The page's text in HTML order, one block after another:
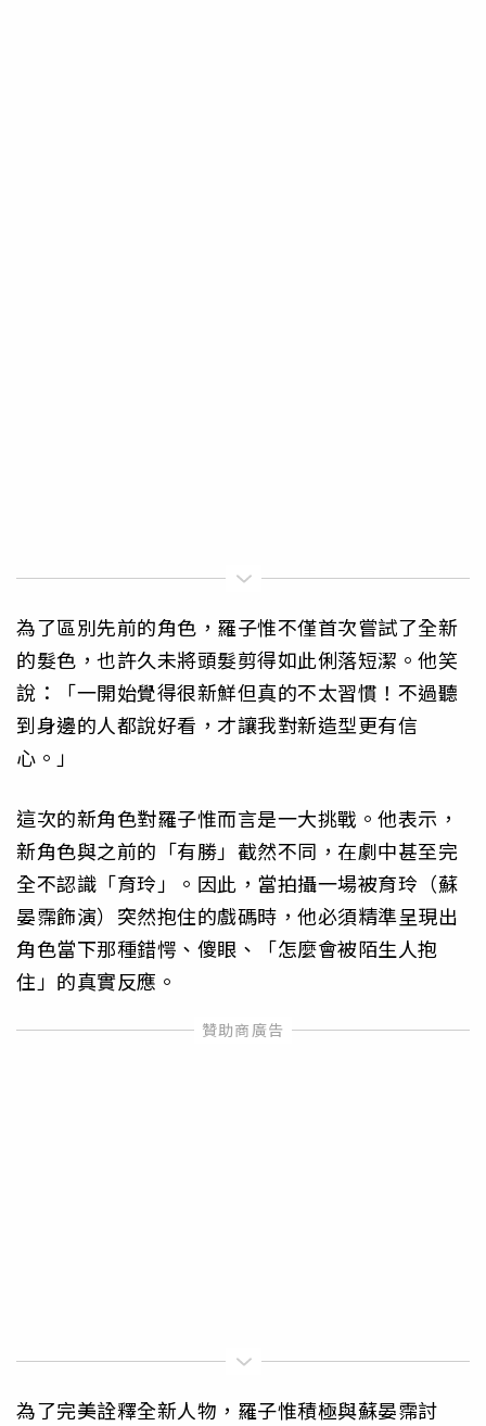
為了區別先前的角色，羅子惟不僅首次嘗試了全新
的髮色，也許久未將頭髮剪得如此俐落短潔。他笑
說：「一開始覺得很新鮮但真的不太習慣！不過聽
到身邊的人都說好看，才讓我對新造型更有信
心。」
這次的新角色對羅子惟而言是一大挑戰。他表示，
新角色與之前的「有勝」截然不同，在劇中甚至完
全不認識「育玲」。因此，當拍攝一場被育玲（蘇
晏霈飾演）突然抱住的戲碼時，他必須精準呈現出
角色當下那種錯愕、傻眼、「怎麼會被陌生人抱
住」的真實反應。
為了完美詮釋全新人物，羅子惟積極與蘇晏霈討